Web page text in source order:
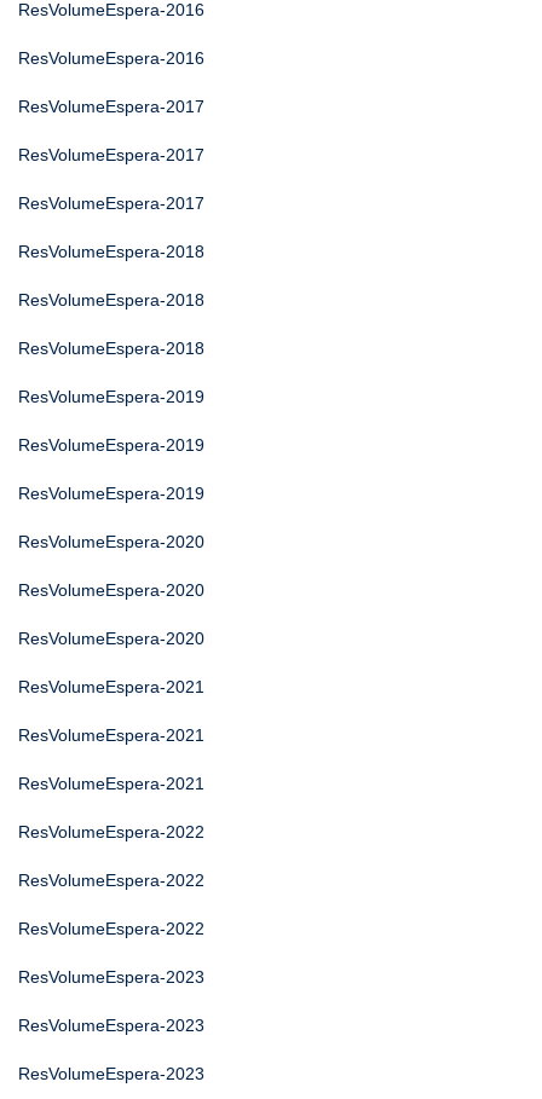
ResVolumeEspera-2016
ResVolumeEspera-2016
ResVolumeEspera-2017
ResVolumeEspera-2017
ResVolumeEspera-2017
ResVolumeEspera-2018
ResVolumeEspera-2018
ResVolumeEspera-2018
ResVolumeEspera-2019
ResVolumeEspera-2019
ResVolumeEspera-2019
ResVolumeEspera-2020
ResVolumeEspera-2020
ResVolumeEspera-2020
ResVolumeEspera-2021
ResVolumeEspera-2021
ResVolumeEspera-2021
ResVolumeEspera-2022
ResVolumeEspera-2022
ResVolumeEspera-2022
ResVolumeEspera-2023
ResVolumeEspera-2023
ResVolumeEspera-2023